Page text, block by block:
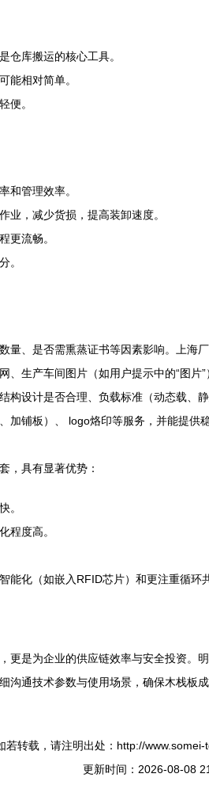
仓库搬运的核心工具。
能相对简单。
便。
和管理效率。
业，减少货损，提高装卸速度。
更流畅。
。
量、是否需熏蒸证书等因素影响。上海
、生产车间图片（如用户提示中的“图
构设计是否合理、负载标准（动态载、
加铺板）、 logo烙印等服务，并能提供
，具有显著优势：
。
程度高。
化（如嵌入RFID芯片）和更注重循环
是为企业的供应链效率与安全投资。
通技术参数与使用场景，确保木栈板
若转载，请注明出处：http://
更新时间：2026-08-08